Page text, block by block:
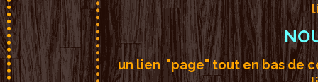
un lien "page" tout en bas de